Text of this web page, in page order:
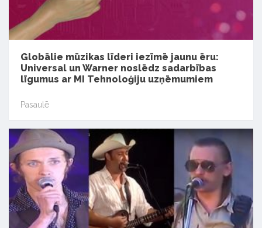
Globālie mūzikas līderi iezīmē jaunu ēru:
Universal un Warner noslēdz sadarbības
līgumus ar MI Tehnoloģiju uzņēmumiem
Pasaulē